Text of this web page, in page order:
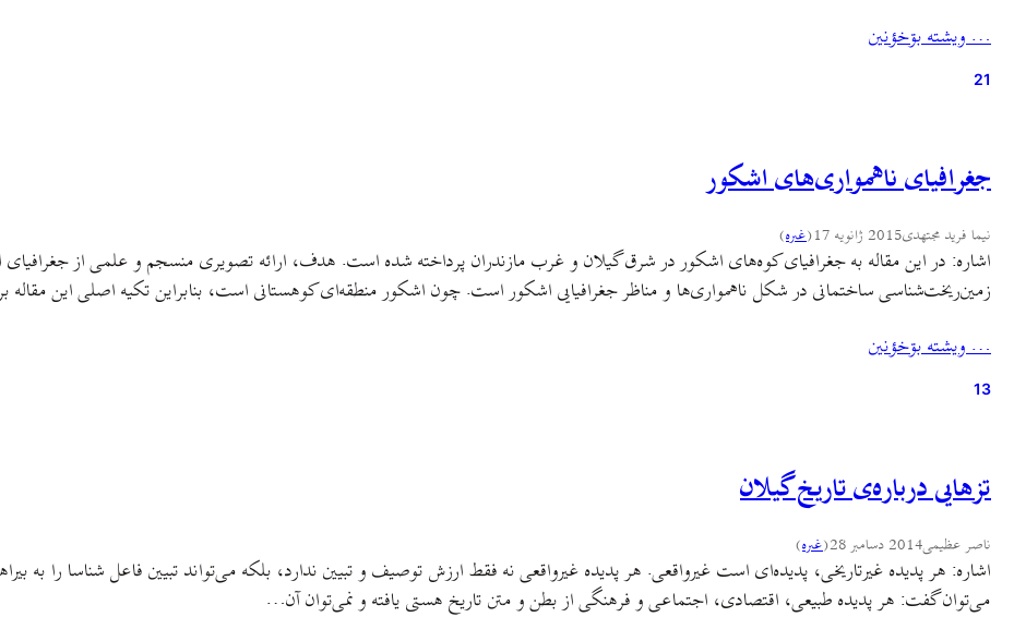
… ويشته بۊخؤنين
21
جغرافیای ناهمواری‌های اشکور
نیما فرید مجتهدی2015 ژانویه 17 (غىره)
اشاره: در این مقاله به جغرافیای کوه‌های اشکور در شرق گیلان و غرب مازندران پرداخته شده است. هدف، ارائه تصویری منسجم و علمی از
زمین‌ریخت‌شناسی ساختمانی در شکل ناهمواری‌ها و مناظر جغرافیایی اشکور است. چون اشکور منطقه‌‌ای کوهستانی است، بنابراین تکیه اصلی این مقاله
… ويشته بۊخؤنين
13
تزهایی درباره‌ی تاریخ گیلان
ناصر عظیمی2014 دسامبر 28 (غىره)
اشاره: هر پدیده غیرتاریخی، پدیده‌ای است غیرواقعی. هر پدیده غیرواقعی نه فقط ارزش توصیف و تبیین ندارد، بلکه می‌تواند تبیین فاعل شناسا را به
می‌توان گفت: هر پدیده طبیعی، اقتصادی، اجتماعی و فرهنگی از بطن و متن تاریخ هستی یافته و نمی‌توان آن…